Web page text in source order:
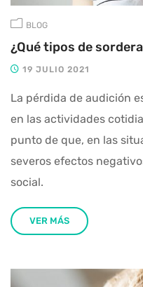
BLOG
¿Qué tipos de
19 JULIO 2021
La pérdida de audición
en las actividades
punto de que, en las
severos efectos
social.
VER MÁS